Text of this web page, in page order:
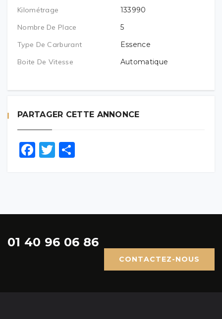
Kilométrage
133990
Nombre De Place
5
Type De Carburant
Essence
Boite De Vitesse
Automatique
PARTAGER CETTE ANNONCE
Facebook
Twitter
01 40 96 06 86
CONTACTEZ-NOUS